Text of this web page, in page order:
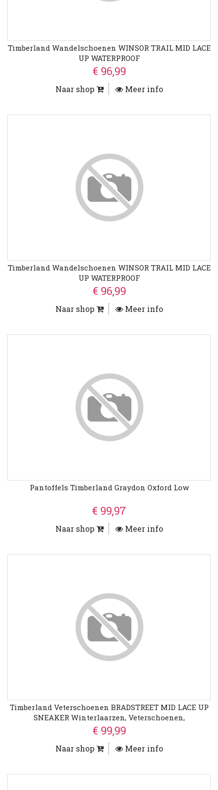
Timberland Wandelschoenen WINSOR TRAIL MID LACE
UP WATERPROOF
€ 96,99
Naar shop Meer info
Timberland Wandelschoenen WINSOR TRAIL MID LACE
UP WATERPROOF
€ 96,99
Naar shop Meer info
Pantoffels Timberland Graydon Oxford Low
€ 99,97
Naar shop Meer info
Timberland Veterschoenen BRADSTREET MID LACE UP
SNEAKER Winterlaarzen, Veterschoenen,
Winterschoenen
€ 99,99
Naar shop Meer info